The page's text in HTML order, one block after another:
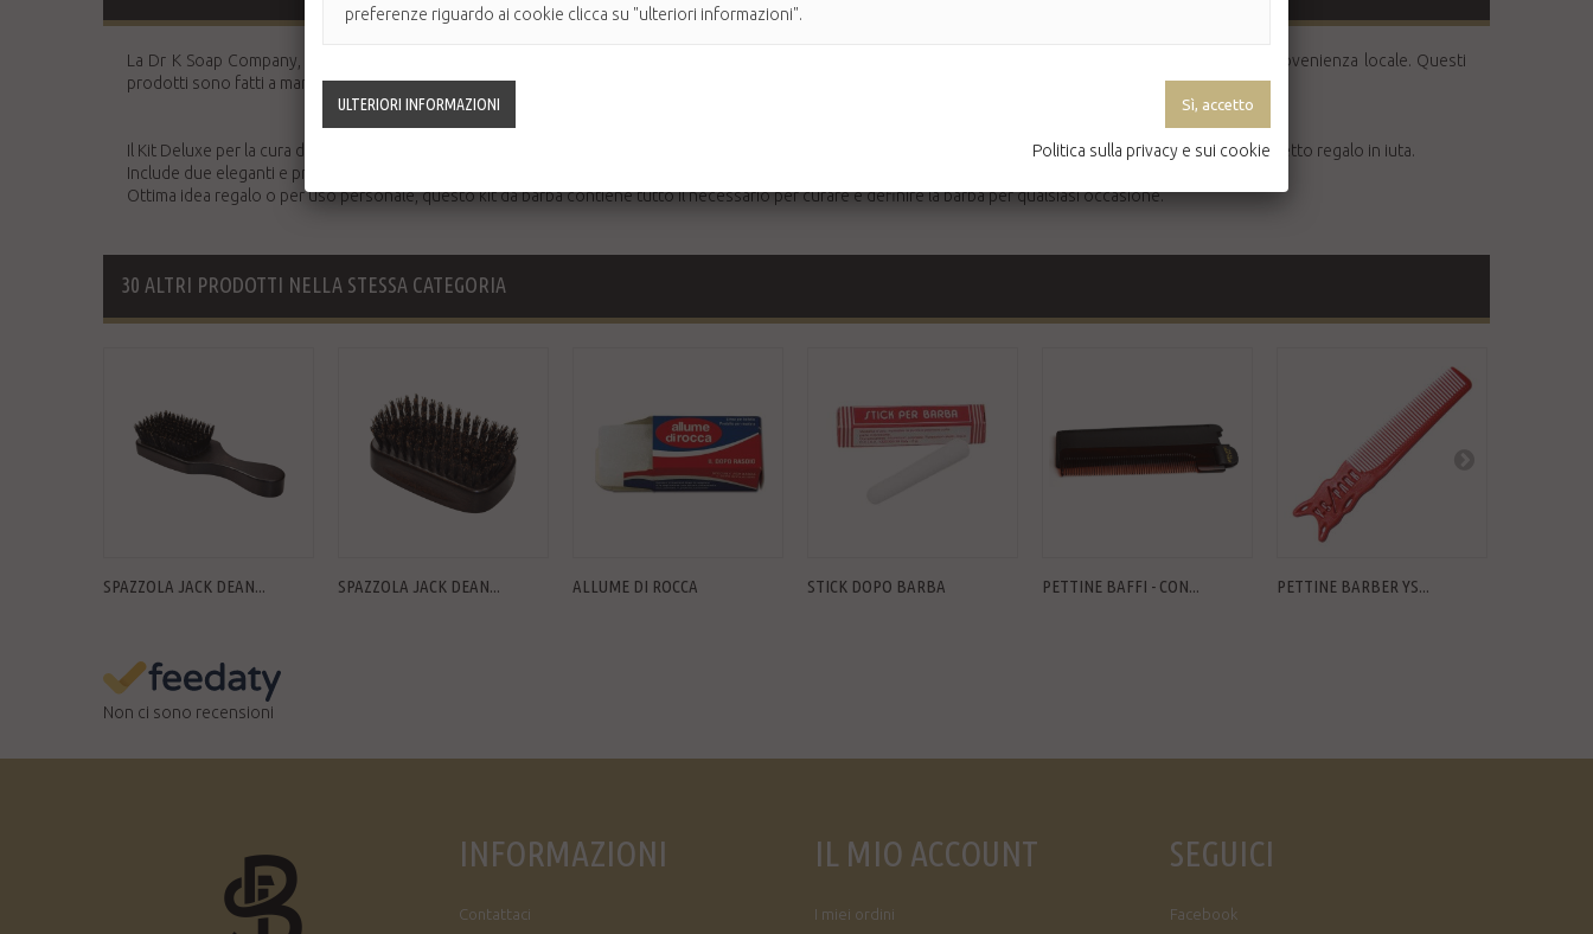
La Dr K Soap Company, con sede a Cork, produce i migliori saponi naturali e prodotti specifici per la rasatura e per la cura della pelle con ingredienti di provenienza locale. Questi
prodotti sono fatti a mano in Irlanda secondo le severe norme cosmetici dell'UE e sono privi di SLS, parabeni, derivati del petrolio e non sono testati su animali.
Il Kit Deluxe per la cura della barba comprende i famosi prodotti naturali fatti a mano di Dr K: il sapone e il lussuoso tonico per la barba confezionati in un sacchetto regalo in iuta.
Include due eleganti e pratici strumenti per lo styling di barba e baffi: il pettine e la spazzola in setola mista nylon e naturale, entrambi con finitura in tartaruga.
Ottima idea regalo o per uso personale, questo kit da barba contiene tutto il necessario per curare e definire la barba per qualsiasi occasione.
30 ALTRI PRODOTTI NELLA STESSA CATEGORIA
SPAZZOLA JACK DEAN... SPAZZOLA JACK DEAN... ALLUME DI ROCCA STICK DOPO BARBA PETTINE BAFFI - CON... PETTINE BARBER YS...
Non ci sono recensioni
INFORMAZIONI
Contattaci
IL MIO ACCOUNT
I miei ordini
SEGUICI
Facebook
preferenze riguardo ai cookie clicca su "ulteriori informazioni".
Politica sulla privacy e sui cookie